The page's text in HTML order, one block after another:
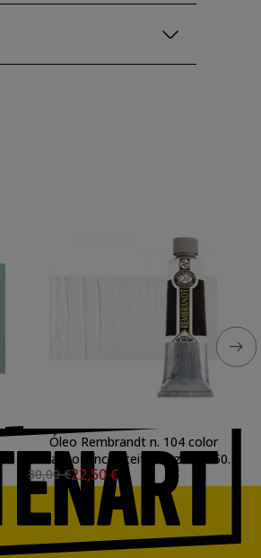
Óleo Rembrandt n. 104 color
Blanco Cinc (Aceite Alazor) (150
ml.) S.1
30,00 €22,50 €